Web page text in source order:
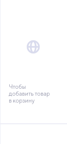
Чтобы
добавить товар
в корзину